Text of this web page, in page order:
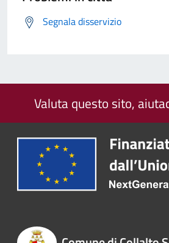
Segnala disservizio
Valuta questo sito,